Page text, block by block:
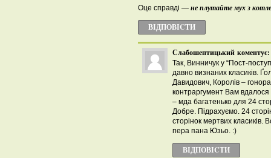
Оце справді — не плутайте мух з
ВІДПОВІCТИ
Слабошептицький коментує:
Так, Винничук у “Пост-
давно визнаних класиків.
Давидович, Королів –
контраргумент Вам вдалося
– мда багатенько для 24
Добре. Підрахуємо. 24
сторінок мертвих класиків.
пера пана Юзьо. :)
ВІДПОВІCТИ